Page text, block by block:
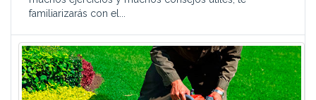
familiarizarás con el...